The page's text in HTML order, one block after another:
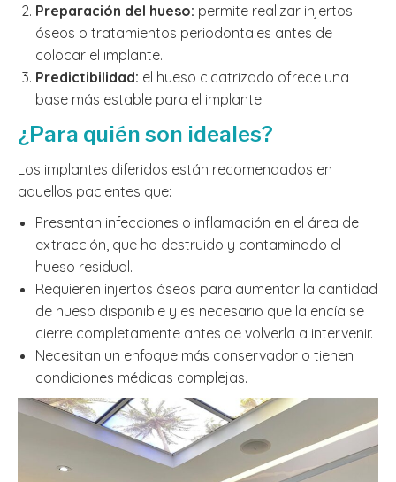
Preparación del hueso: permite realizar injertos
óseos o tratamientos periodontales antes de
colocar el implante.
Predictibilidad: el hueso cicatrizado ofrece una
base más estable para el implante.
¿Para quién son ideales?
Los implantes diferidos están recomendados en
aquellos pacientes que:
Presentan infecciones o inflamación en el área de
extracción, que ha destruido y contaminado el
hueso residual.
Requieren injertos óseos para aumentar la cantidad
de hueso disponible y es necesario que la encía se
cierre completamente antes de volverla a intervenir.
Necesitan un enfoque más conservador o tienen
condiciones médicas complejas.